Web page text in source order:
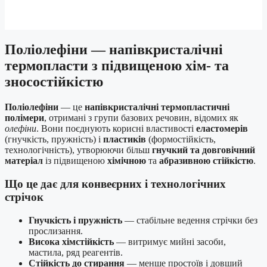
Поліолефіни — напівкристалічні
термопласти з підвищеною хім- та
зносостійкістю
Поліолефіни — це напівкристалічні термопластичні
полімери, отримані з групи базових речовин, відомих як
олефіни. Вони поєднують корисні властивості еластомерів
(гнучкість, пружність) і пластиків (формостійкість,
технологічність), утворюючи більш гнучкий та довговічний
матеріал із підвищеною хімічною та абразивною стійкістю.
Що це дає для конвеєрних і технологічних
стрічок
Гнучкість і пружність — стабільне ведення стрічки без
прослизання.
Висока хімстійкість — витримує мийні засоби,
мастила, ряд реагентів.
Стійкість до стирання — менше простоїв і довший